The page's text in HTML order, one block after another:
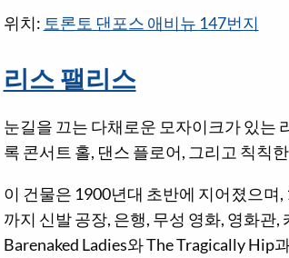
위치: 토론토 댄포스 애비뉴 147번지
리스 팰리스
눈길을 끄는 다채로운 모자이크가 있는
록 콘서트 홀, 댄스 플로어, 그리고 칙칙
이 건물은 1900년대 초반에 지어졌으며
까지 신발 공장, 은행, 무성 영화, 영화관
Barenaked Ladies와 The Tragically Hip